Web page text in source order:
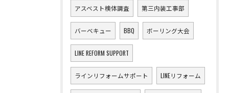
アスベスト検体調査 第三内装工事部
バーベキュー BBQ ボーリング大会
LINE REFORM SUPPORT
ラインリフォームサポート LINEリフォーム